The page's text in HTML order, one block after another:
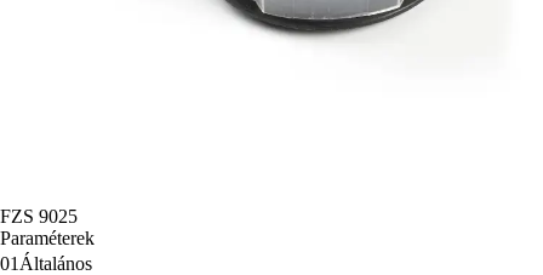
FZS 9025
Paraméterek
01 Általános